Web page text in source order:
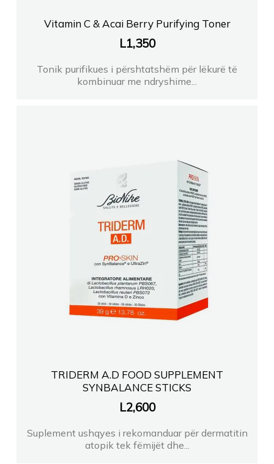
Vitamin C & Acai Berry Purifying Toner
L1,350
Tonik purifikues i përshtatshëm për lëkurë të
kombinuar me ndryshime...
TRIDERM A.D FOOD SUPPLEMENT
SYNBALANCE STICKS
L2,600
Suplement ushqyes i rekomanduar për dermatitin
atopik tek fëmijët dhe...